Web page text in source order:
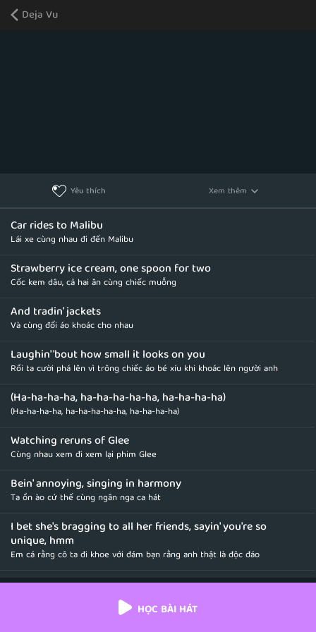
Deja Vu
Yêu thích Xem thêm
Car rides to Malibu
Lái xe cùng nhau đi đến Malibu
Strawberry ice cream, one spoon for two
Cốc kem dâu, cả hai ăn cùng chiếc muỗng
And tradin' jackets
Và cùng đổi áo khoác cho nhau
Laughin' 'bout how small it looks on you
Rồi ta cười phá lên vì trông chiếc áo bé xíu khi khoác lên người anh
(Ha-ha-ha-ha, ha-ha-ha-ha-ha, ha-ha-ha-ha)
(Ha-ha-ha-ha, ha-ha-ha-ha-ha, ha-ha-ha-ha)
Watching reruns of Glee
Cùng nhau xem đi xem lại phim Glee
Bein' annoying, singing in harmony
Ta ồn ào cứ thế cùng ngân nga ca hát
I bet she's bragging to all her friends, sayin' you're so
unique, hmm
Em cá rằng cô ta đi khoe với đám bạn rằng anh thật là độc đáo
So when you gonna tell her that we did that, too?
Thế anh định khi nào mới cho cô ta biết rằng chúng ta cũng đã từng như
HỌC BÀI HÁT